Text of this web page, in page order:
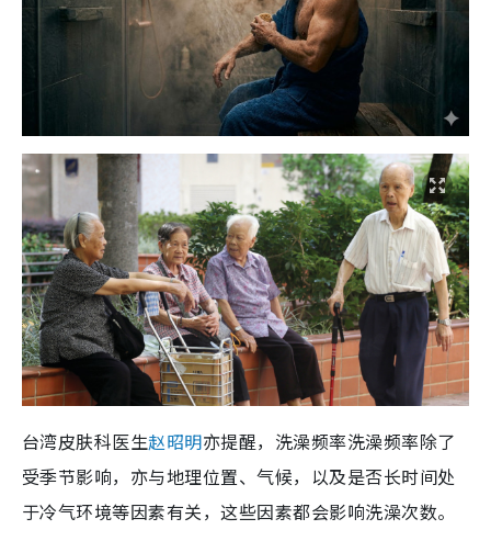
台湾皮肤科医生赵昭明亦提醒，洗澡频率洗澡频率除了
受季节影响，亦与地理位置、气候，以及是否长时间处
于冷气环境等因素有关，这些因素都会影响洗澡次数。